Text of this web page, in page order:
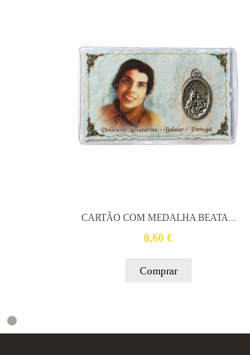
CARTÃO COM MEDALHA BEATA...
0,60 €
Comprar